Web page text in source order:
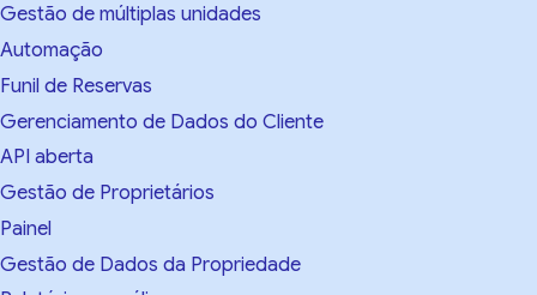
Gestão de múltiplas unidades
Automação
Funil de Reservas
Gerenciamento de Dados do Cliente
API aberta
Gestão de Proprietários
Painel
Gestão de Dados da Propriedade